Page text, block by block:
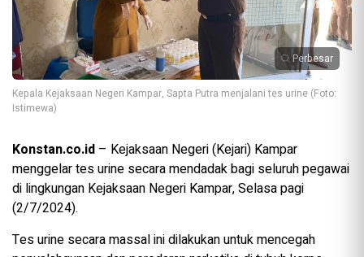
Perbesar
Kepala Kejaksaan Negeri Kampar, Sapta Putra menjalani tes urine (Foto:
Istimewa)
Konstan.co.id – Kejaksaan Negeri (Kejari) Kampar
menggelar tes urine secara mendadak bagi seluruh pegawai
di lingkungan Kejaksaan Negeri Kampar, Selasa pagi
(2/7/2024).
Tes urine secara massal ini dilakukan untuk mencegah